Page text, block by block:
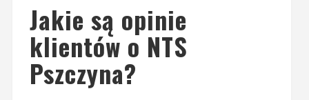
Jakie są opinie
klientów o NTS
Pszczyna?